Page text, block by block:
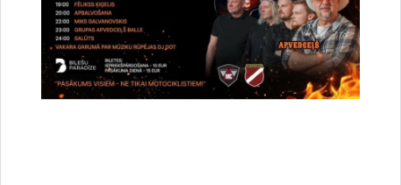
Vai šī informācija bija noderīga?